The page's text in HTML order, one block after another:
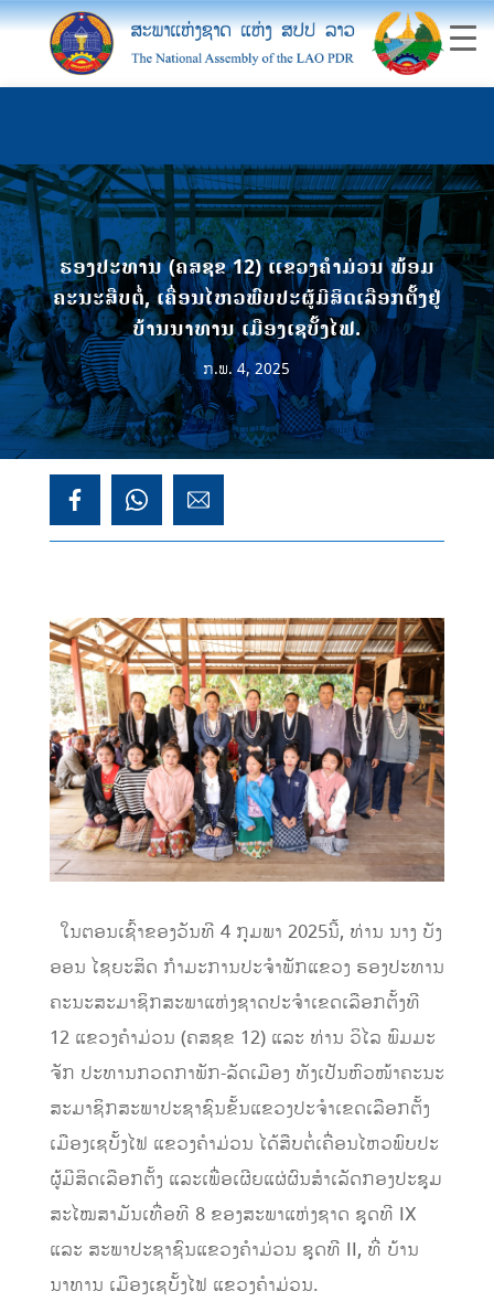
ຮອງປະທານ (ຄສຊຂ 12) ແຂວງຄໍາມ່ວນ ພ້ອມ
ຄະນະສືບຕໍ່, ເຄື່ອນໄຫວພົບປະຜູ້ມີສິດເລືອກຕັ້ງຢູ່
ບ້ານນາທານ ເມືອງເຊບັ້ງໄຟ.
ກ.ພ. 4, 2025
ໃນຕອນເຊົ້າຂອງວັນທີ 4 ກຸມພາ 2025ນີ້, ທ່ານ ນາງ ບັງ
ອອນ ໄຊຍະສິດ ກຳມະການປະຈຳພັກແຂວງ ຮອງປະທານ
ຄະນະສະມາຊິກສະພາແຫ່ງຊາດປະຈໍາເຂດເລືອກຕັ້ງທີ
12 ແຂວງຄໍາມ່ວນ (ຄສຊຂ 12) ແລະ ທ່ານ ວິໄລ ພົມມະ
ຈັກ ປະທານກວດກາພັກ-ລັດເມືອງ ທັງເປັນຫົວໜ້າຄະນະ
ສະມາຊິກສະພາປະຊາຊົນຂັ້ນແຂວງປະຈໍາເຂດເລືອກຕັ້ງ
ເມືອງເຊບັ້ງໄຟ ແຂວງຄໍາມ່ວນ ໄດ້ສືບຕໍ່ເຄື່ອນໄຫວພົບປະ
ຜູ້ມີສິດເລືອກຕັ້ງ ແລະເພື່ອເຜີຍແຜ່ຜົນສຳເລັດກອງປະຊຸມ
ສະໄໝສາມັນເທື່ອທີ 8 ຂອງສະພາແຫ່ງຊາດ ຊຸດທີ IX
ແລະ ສະພາປະຊາຊົນແຂວງຄໍາມ່ວນ ຊຸດທີ II, ທີ່ ບ້ານ
ນາທານ ເມືອງເຊບັ້ງໄຟ ແຂວງຄໍາມ່ວນ.